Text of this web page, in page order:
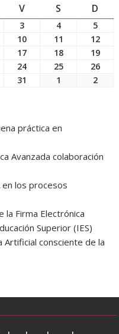
VVIERNES
SSÁBADO
D
33
octubre,
2025
44
octubre,
2025
55
2025
1010
octubre,
11
octubre,
2025
1212
2025
1717
octubre,
1818
octubre,
1919
2424
octubre,
2525
octubre,
2626
31 1 22
práctica en
Avanzada colaboración
en los procesos
la Firma Electrónica
Superior (IES)
Artificial consciente de la